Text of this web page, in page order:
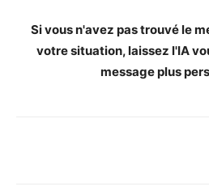
Si vous n'avez pas trouvé le
votre situation, laissez l'IA
message plus